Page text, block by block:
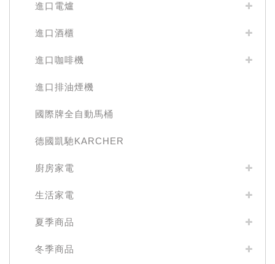
進口電爐
進口酒櫃
進口咖啡機
進口排油煙機
國際牌全自動馬桶
德國凱馳KARCHER
廚房家電
生活家電
夏季商品
冬季商品